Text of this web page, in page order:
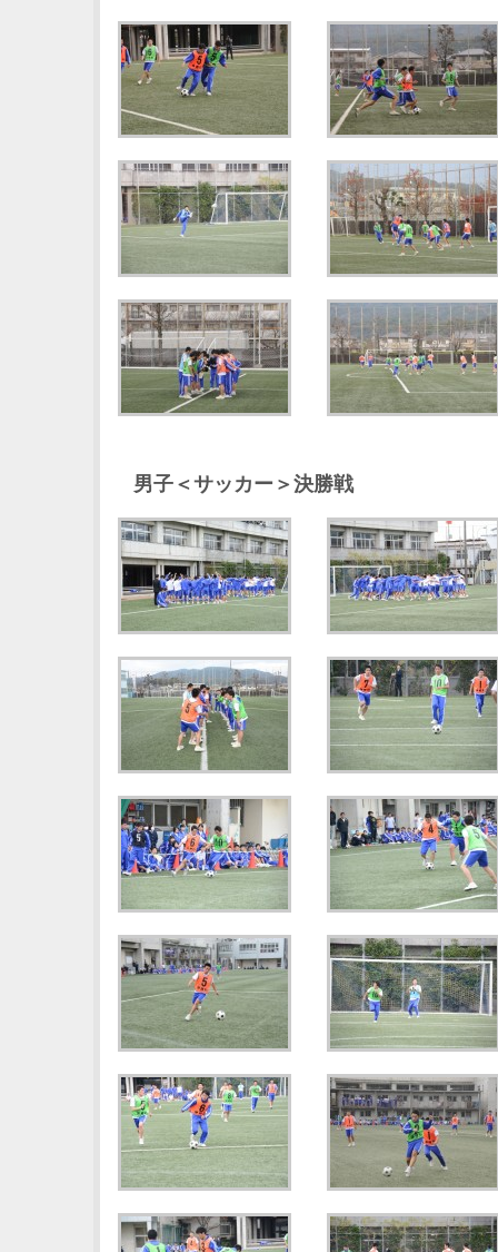
男子＜サッカー＞決勝戦